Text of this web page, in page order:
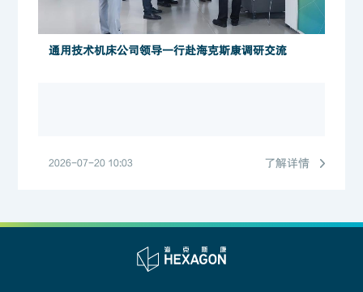
通用技术机床公司领导一行赴海克斯康调研交流
2026-07-20 10:03 了解详情